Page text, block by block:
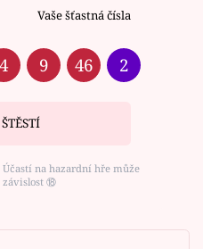
Vaše šťastná čísla
4 9 46 2
na hazardní hře může
⑱